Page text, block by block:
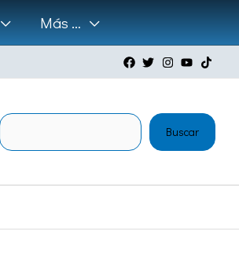
Más …
Buscar